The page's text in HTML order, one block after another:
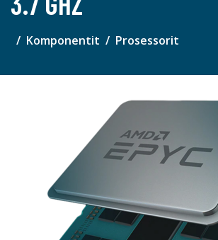
Komponentit Prosessorit